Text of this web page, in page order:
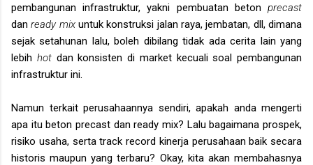
pembangunan infrastruktur, yakni pembuatan beton precast
danready mixuntuk konstruksi jalan raya, jembatan, dll, dimana
sejak setahunan lalu, boleh dibilang tidak ada cerita lain yang
lebih hot dan konsisten di market kecuali soal pembangunan
infrastruktur ini.
Namun terkait perusahaannya sendiri, apakah anda mengerti
apa itu beton precast dan ready mix? Lalu bagaimana prospek,
risiko usaha, serta track record kinerja perusahaan baik secara
historis maupun yang terbaru? Okay, kita akan membahasnya